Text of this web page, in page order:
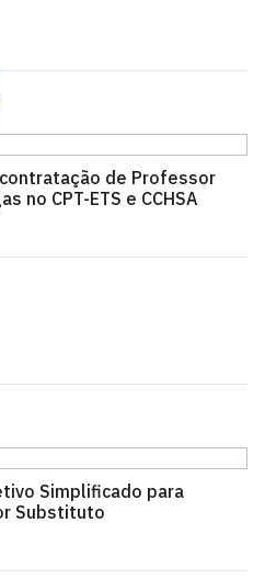
de Professor
no CPT-ETS e CCHSA
Simplificado para
Substituto